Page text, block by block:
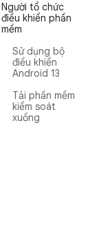
Người tổ chức
điều khiển phần
mềm
Sử dụng bộ
điều khiển
Android 13
Tải phần mềm
kiểm soát
xuống